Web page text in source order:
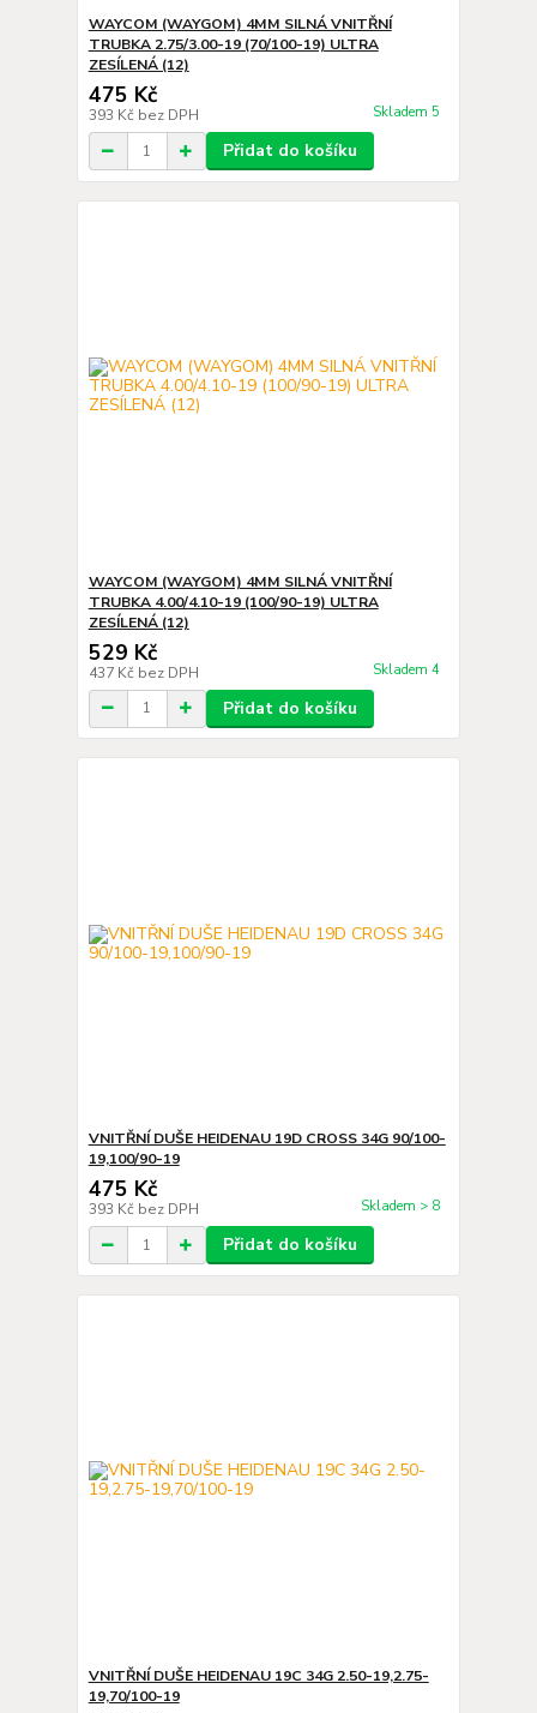
WAYCOM (WAYGOM) 4MM SILNÁ VNITŘNÍ
TRUBKA 2.75/3.00-19 (70/100-19) ULTRA
ZESÍLENÁ (12)
475 Kč
393 Kč bez DPH Skladem 5
Přidat do košíku
WAYCOM (WAYGOM) 4MM SILNÁ VNITŘNÍ
TRUBKA 4.00/4.10-19 (100/90-19) ULTRA
ZESÍLENÁ (12)
529 Kč
437 Kč bez DPH Skladem 4
Přidat do košíku
VNITŘNÍ DUŠE HEIDENAU 19D CROSS 34G 90/100-
19,100/90-19
475 Kč
393 Kč bez DPH Skladem > 8
Přidat do košíku
VNITŘNÍ DUŠE HEIDENAU 19C 34G 2.50-19,2.75-
19,70/100-19